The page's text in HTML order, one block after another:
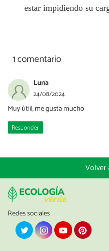
estar impidiendo su
1 comentario
Luna
24/08/2024
Muy útiil, me gusta mucho
Responder
Volver
Redes sociales